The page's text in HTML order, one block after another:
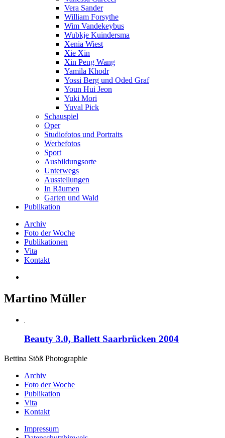
Vera Sander
William Forsythe
Wim Vandekeybus
Wubkje Kuindersma
Xenia Wiest
Xie Xin
Xin Peng Wang
Yamila Khodr
Yossi Berg und Oded Graf
Youn Hui Jeon
Yuki Mori
Yuval Pick
Schauspiel
Oper
Studiofotos und Portraits
Werbefotos
Sport
Ausbildungsorte
Unterwegs
Ausstellungen
In Räumen
Garten und Wald
Publikation
Archiv
Foto der Woche
Publikationen
Vita
Kontakt
Martino Müller
Beauty 3.0, Ballett Saarbrücken 2004
Bettina Stöß Photographie
Archiv
Foto der Woche
Publikation
Vita
Kontakt
Impressum